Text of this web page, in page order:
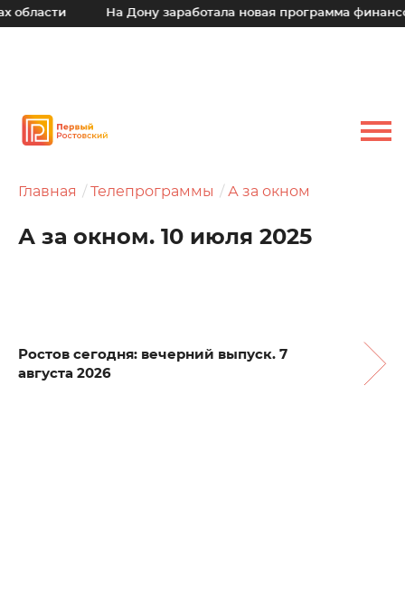
На Дону заработала новая программа финансовой
Главная Телепрограммы А за окном
А за окном. 10 июля 2025
Ростов сегодня: вечерний выпуск. 7
августа 2026